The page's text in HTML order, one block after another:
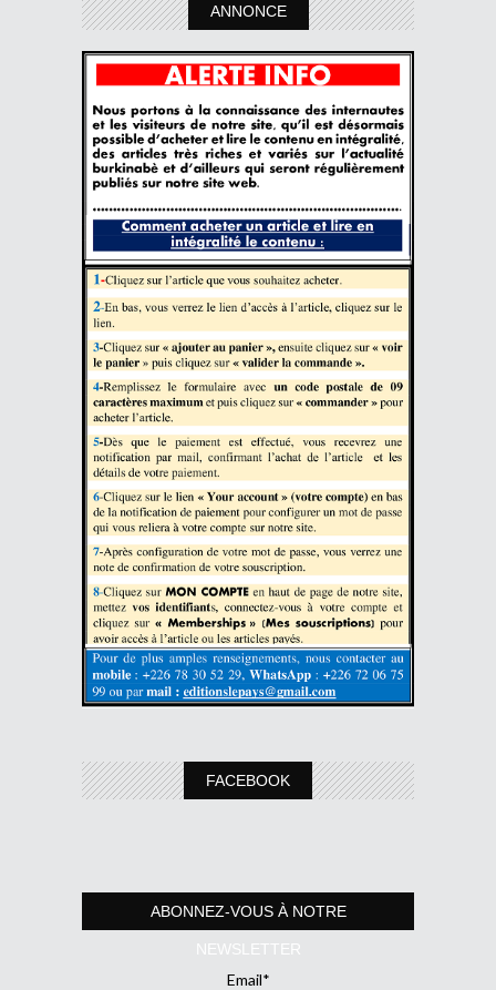
ANNONCE
FACEBOOK
ABONNEZ-VOUS À NOTRE
NEWSLETTER
Email*